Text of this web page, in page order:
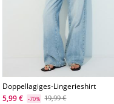
Doppellagiges-Lingerieshirt
5,99 €
-70% 19,99 €